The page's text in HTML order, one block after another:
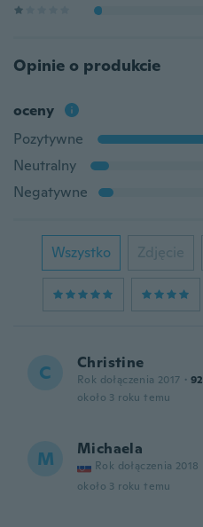
Opinie o produkcie
oceny
Pozytywne
Neutralny
Negatywne
Wszystko Zdjęcie
C Christine
Rok dołączenia 2017 · 92
około 3 roku temu
M Michaela
Rok dołączenia 2018
około 3 roku temu